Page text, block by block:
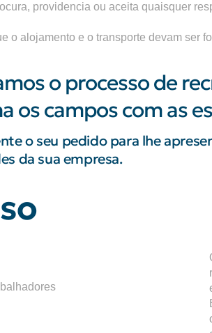
providencia ou aceita quaisquer
o alojamento e o transporte devam ser
o processo de
os campos com as
o seu pedido para lhe
da sua empresa.